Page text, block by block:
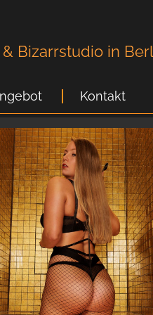
Bizarrstudio in
Kontakt